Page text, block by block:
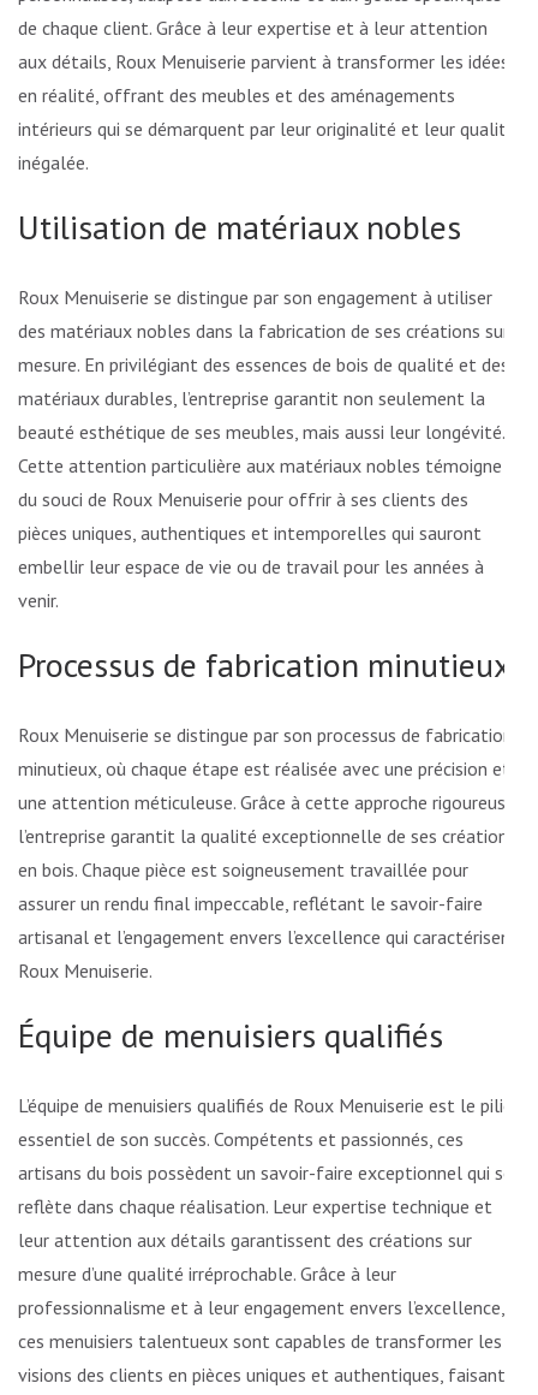
de chaque client. Grâce à leur expertise et à leur attention
aux détails, Roux Menuiserie parvient à transformer les idées
en réalité, offrant des meubles et des aménagements
intérieurs qui se démarquent par leur originalité et leur qualité
inégalée.
Utilisation de matériaux nobles
Roux Menuiserie se distingue par son engagement à utiliser
des matériaux nobles dans la fabrication de ses créations sur
mesure. En privilégiant des essences de bois de qualité et des
matériaux durables, l’entreprise garantit non seulement la
beauté esthétique de ses meubles, mais aussi leur longévité.
Cette attention particulière aux matériaux nobles témoigne
du souci de Roux Menuiserie pour offrir à ses clients des
pièces uniques, authentiques et intemporelles qui sauront
embellir leur espace de vie ou de travail pour les années à
venir.
Processus de fabrication minutieux
Roux Menuiserie se distingue par son processus de fabrication
minutieux, où chaque étape est réalisée avec une précision et
une attention méticuleuse. Grâce à cette approche rigoureuse,
l’entreprise garantit la qualité exceptionnelle de ses créations
en bois. Chaque pièce est soigneusement travaillée pour
assurer un rendu final impeccable, reflétant le savoir-faire
artisanal et l’engagement envers l’excellence qui caractérisent
Roux Menuiserie.
Équipe de menuisiers qualifiés
L’équipe de menuisiers qualifiés de Roux Menuiserie est le pilier
essentiel de son succès. Compétents et passionnés, ces
artisans du bois possèdent un savoir-faire exceptionnel qui se
reflète dans chaque réalisation. Leur expertise technique et
leur attention aux détails garantissent des créations sur
mesure d’une qualité irréprochable. Grâce à leur
professionnalisme et à leur engagement envers l’excellence,
ces menuisiers talentueux sont capables de transformer les
visions des clients en pièces uniques et authentiques, faisant